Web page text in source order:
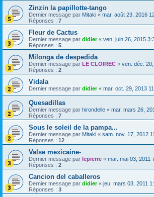
Zinzin la papillotte-tango
Dernier message par Mitaki « mar. août 23, 2016
Réponses : 7
Fleur de Cactus
Dernier message par didier« ven. juin 26, 2015
Réponses : 5
Milonga de despedida
Dernier message par LE CLOIREC « ven. déc.
Réponses : 2
Vidala
Dernier message par didier« mar. oct. 29, 2013
Quesadillas
Dernier message par hirondelle « mar. mars 26,
Réponses : 7
Sous le soleil de la pampa...
Dernier message par Mitaki « sam. nov. 17, 2012
Réponses : 12
Valse mexicaine-
Dernier message par lepierre « mar. mai 03, 2011
Réponses : 2
Cancion del caballeros
Dernier message par didier« jeu. mars 03, 2011
Réponses : 3